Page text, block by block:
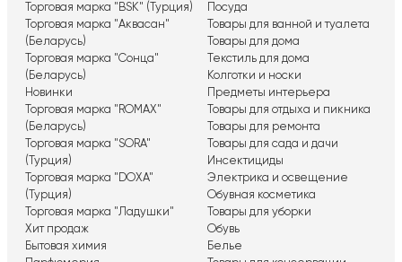
Торговая марка "BSK" (Турция)
Торговая марка "Аквасан"
(Беларусь)
Торговая марка "Сонца"
(Беларусь)
Новинки
Торговая марка "ROMAX"
(Беларусь)
Торговая марка "SORA"
(Турция)
Торговая марка "DOXA"
(Турция)
Торговая марка "Ладушки"
Хит продаж
Бытовая химия
Посуда
Товары для ванной и туалета
Товары для дома
Текстиль для дома
Колготки и носки
Предметы интерьера
Товары для отдыха и пикника
Товары для ремонта
Товары для сада и дачи
Инсектициды
Электрика и освещение
Обувная косметика
Товары для уборки
Обувь
Белье